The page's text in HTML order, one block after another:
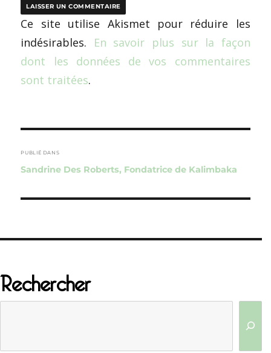
Ce site utilise Akismet pour réduire les
indésirables. En savoir plus sur la façon
dont les données de vos commentaires
sont traitées.
de
l’article
PUBLIÉ DANS
Sandrine Des Roberts, Fondatrice de Kalimbaka
Rechercher